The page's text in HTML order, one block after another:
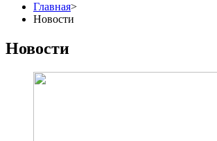
Главная>
Новости
Новости